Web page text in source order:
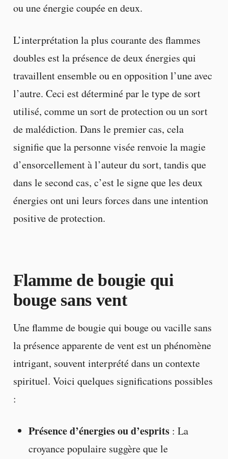
ou une énergie coupée en deux.
L’interprétation la plus courante des flammes
doubles est la présence de deux énergies qui
travaillent ensemble ou en opposition l’une avec
l’autre. Ceci est déterminé par le type de sort
utilisé, comme un sort de protection ou un sort
de malédiction. Dans le premier cas, cela
signifie que la personne visée renvoie la magie
d’ensorcellement à l’auteur du sort, tandis que
dans le second cas, c’est le signe que les deux
énergies ont uni leurs forces dans une intention
positive de protection.
Flamme de bougie qui
bouge sans vent
Une flamme de bougie qui bouge ou vacille sans
la présence apparente de vent est un phénomène
intrigant, souvent interprété dans un contexte
spirituel. Voici quelques significations possibles
:
Présence d’énergies ou d’esprits: La
croyance populaire suggère que le